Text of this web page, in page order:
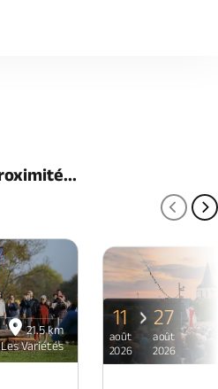
21.5 km
Les Variétés
11
août
2026
27
août
2026